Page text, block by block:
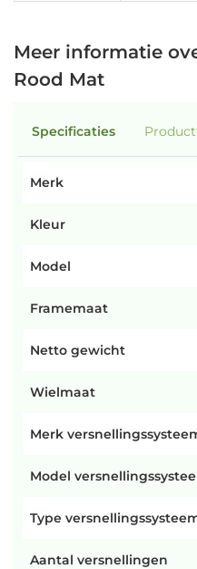
Meer informatie
Rood Mat
Specificaties
Merk
Kleur
Model
Framemaat
Netto gewicht
Wielmaat
Merk
Model
Type
Aantal versnellingen